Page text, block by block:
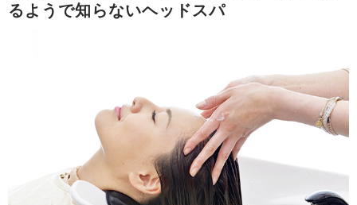
るようで知らないヘッドスパ